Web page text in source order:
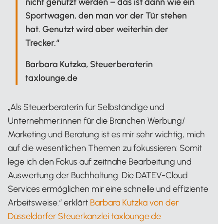
Sportwagen, den man vor der Tür stehen
hat. Genutzt wird aber weiterhin der
Trecker.“
Barbara Kutzka, Steuerberaterin
taxlounge.de
„Als Steuerberaterin für Selbständige und
Unternehmer:innen für die Branchen Werbung/
Marketing und Beratung ist es mir sehr wichtig, mich
auf die wesentlichen Themen zu fokussieren: Somit
lege ich den Fokus auf zeitnahe Bearbeitung und
Auswertung der Buchhaltung. Die DATEV-Cloud
Services ermöglichen mir eine schnelle und effiziente
Arbeitsweise.“ erklärt Barbara Kutzka von der
Düsseldorfer Steuerkanzlei taxlounge.de